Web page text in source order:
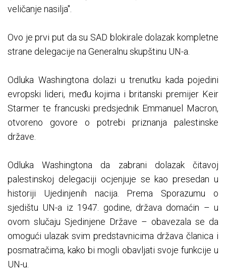
veličanje nasilja".
Ovo je prvi put da su SAD blokirale dolazak kompletne
strane delegacije na Generalnu skupštinu UN-a.
Odluka Washingtona dolazi u trenutku kada pojedini
evropski lideri, među kojima i britanski premijer Keir
Starmer te francuski predsjednik Emmanuel Macron,
otvoreno govore o potrebi priznanja palestinske
države.
Odluka Washingtona da zabrani dolazak čitavoj
palestinskoj delegaciji ocjenjuje se kao presedan u
historiji Ujedinjenih nacija. Prema Sporazumu o
sjedištu UN-a iz 1947. godine, država domaćin – u
ovom slučaju Sjedinjene Države – obavezala se da
omogući ulazak svim predstavnicima država članica i
posmatračima, kako bi mogli obavljati svoje funkcije u
UN-u.